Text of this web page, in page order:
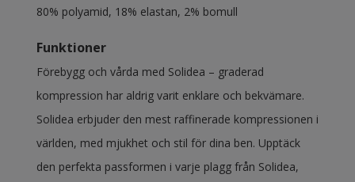
80% polyamid, 18% elastan, 2% bomull
Funktioner
Förebygg och vårda med Solidea – graderad
kompression har aldrig varit enklare och bekvämare.
Solidea erbjuder den mest raffinerade kompressionen i
världen, med mjukhet och stil för dina ben. Upptäck
den perfekta passformen i varje plagg från Solidea,